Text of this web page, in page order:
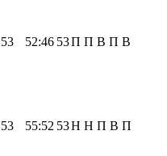
53 52:46 53П П В П В
53 55:52 53Н Н П В П